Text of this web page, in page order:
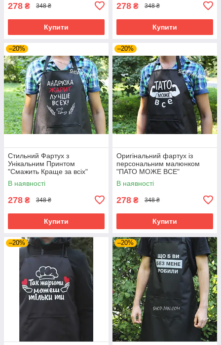
278 ₴ 348 ₴
Купити
278 ₴ 348 ₴
Купити
–20%
Стильний Фартух з
Унікальним Принтом
"Смажить Краще за всіх"
В наявності
278 ₴ 348 ₴
Купити
–20%
Оригінальний фартух із
персональним малюнком
"ПАТО МОЖЕ ВСЕ"
В наявності
278 ₴ 348 ₴
Купити
–20% –20%